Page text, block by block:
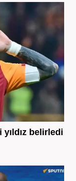
belirledi